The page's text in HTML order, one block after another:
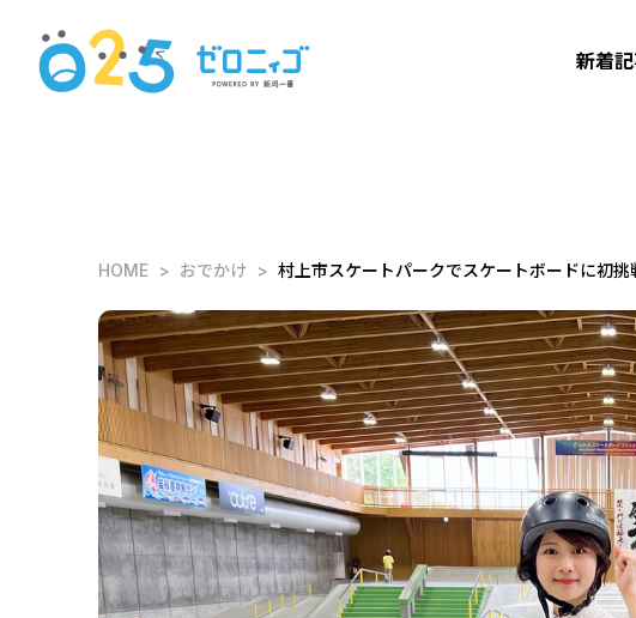
新着
HOME おでかけ 村上市スケートパークでスケートボードに初